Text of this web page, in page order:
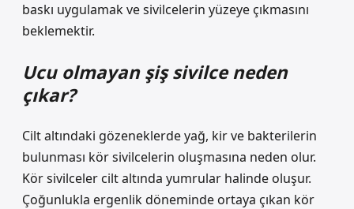
baskı uygulamak ve sivilcelerin yüzeye çıkmasını
beklemektir.
Ucu olmayan şiş sivilce neden
çıkar?
Cilt altındaki gözeneklerde yağ, kir ve bakterilerin
bulunması kör sivilcelerin oluşmasına neden olur.
Kör sivilceler cilt altında yumrular halinde oluşur.
Çoğunlukla ergenlik döneminde ortaya çıkan kör